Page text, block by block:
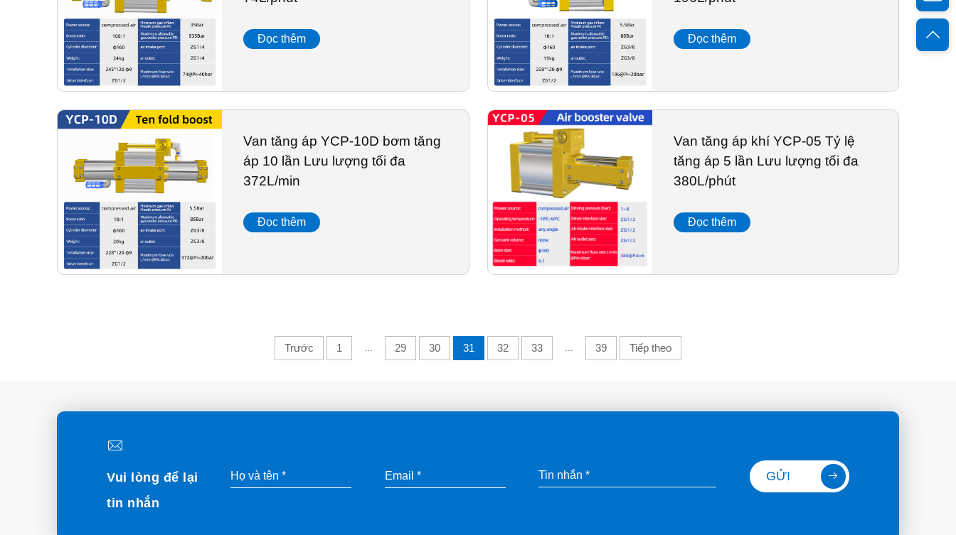
Đọc thêm Đọc thêm
Van tăng áp YCP-10D bơm tăng
áp 10 lần Lưu lượng tối đa
372L/min
Đọc thêm
Van tăng áp khí YCP-05 Tỷ lệ
tăng áp 5 lần Lưu lượng tối đa
380L/phút
Đọc thêm
Trước 1 ... 29 30 31 32 33 ... 39 Tiếp theo
Vui lòng để lại
tin nhắn
GỬI